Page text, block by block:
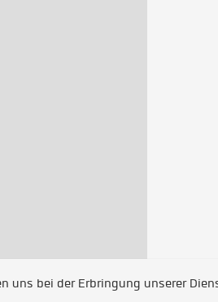
uns bei der Erbringung unserer